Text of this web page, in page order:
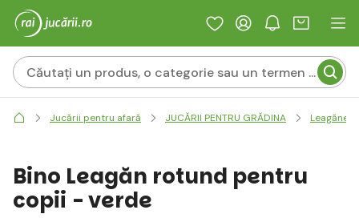
Jucării pentru afară JUCĂRII PENTRU GRĂDINA Leagăne
Bino Leagăn rotund pentru
copii - verde